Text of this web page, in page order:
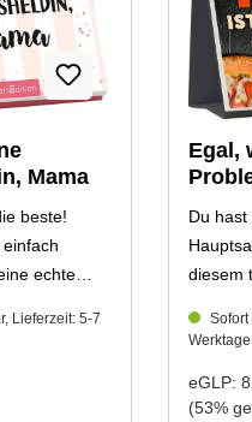
Mama
beste!
echte
Weil
Dinge
Lieferzeit: 5-7
Egal,
Du hast
diesem
den
witzigen
Pasta &
Sofort
Werktage
eGLP:
(53%